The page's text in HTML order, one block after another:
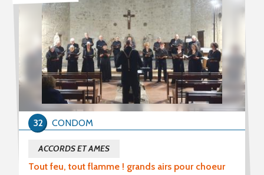
Tout feu, tout flamme ! grands airs pour choeur
ACCORDS ET AMES
CONDOM
32